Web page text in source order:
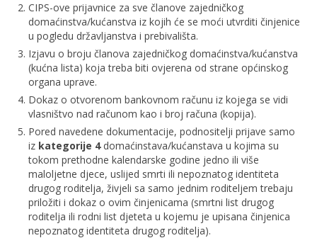
CIPS-ove prijavnice za sve članove zajedničkog
domaćinstva/kućanstva iz kojih će se moći utvrditi činjenice
u pogledu državljanstva i prebivališta.
Izjavu o broju članova zajedničkog domaćinstva/kućanstva
(kućna lista) koja treba biti ovjerena od strane općinskog
organa uprave.
Dokaz o otvorenom bankovnom računu iz kojega se vidi
vlasništvo nad računom kao i broj računa (kopija).
Pored navedene dokumentacije, podnositelji prijave samo
iz kategorije 4domaćinstava/kućanstava u kojima su
tokom prethodne kalendarske godine jedno ili više
maloljetne djece, uslijed smrti ili nepoznatog identiteta
drugog roditelja, živjeli sa samo jednim roditeljem trebaju
priložiti i dokaz o ovim činjenicama (smrtni list drugog
roditelja ili rodni list djeteta u kojemu je upisana činjenica
nepoznatog identiteta drugog roditelja).